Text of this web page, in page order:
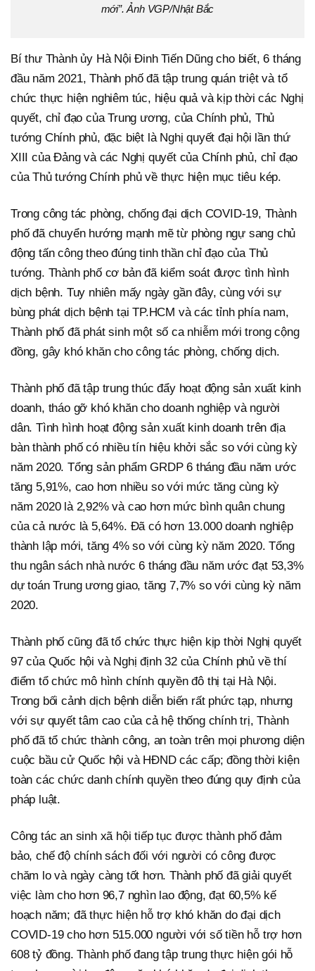
mới”. Ảnh VGP/Nhật Bắc
Bí thư Thành ủy Hà Nội Đinh Tiến Dũng cho biết, 6 tháng
đầu năm 2021, Thành phố đã tập trung quán triệt và tổ
chức thực hiện nghiêm túc, hiệu quả và kịp thời các Nghị
quyết, chỉ đạo của Trung ương, của Chính phủ, Thủ
tướng Chính phủ, đặc biệt là Nghị quyết đại hội lần thứ
XIII của Đảng và các Nghị quyết của Chính phủ, chỉ đạo
của Thủ tướng Chính phủ về thực hiện mục tiêu kép.
Trong công tác phòng, chống đại dịch COVID-19, Thành
phố đã chuyển hướng mạnh mẽ từ phòng ngự sang chủ
động tấn công theo đúng tinh thần chỉ đạo của Thủ
tướng. Thành phố cơ bản đã kiểm soát được tình hình
dịch bệnh. Tuy nhiên mấy ngày gần đây, cùng với sự
bùng phát dịch bệnh tại TP.HCM và các tỉnh phía nam,
Thành phố đã phát sinh một số ca nhiễm mới trong cộng
đồng, gây khó khăn cho công tác phòng, chống dịch.
Thành phố đã tập trung thúc đẩy hoạt động sản xuất kinh
doanh, tháo gỡ khó khăn cho doanh nghiệp và người
dân. Tình hình hoạt động sản xuất kinh doanh trên địa
bàn thành phố có nhiều tín hiệu khởi sắc so với cùng kỳ
năm 2020. Tổng sản phẩm GRDP 6 tháng đầu năm ước
tăng 5,91%, cao hơn nhiều so với mức tăng cùng kỳ
năm 2020 là 2,92% và cao hơn mức bình quân chung
của cả nước là 5,64%. Đã có hơn 13.000 doanh nghiệp
thành lập mới, tăng 4% so với cùng kỳ năm 2020. Tổng
thu ngân sách nhà nước 6 tháng đầu năm ước đạt 53,3%
dự toán Trung ương giao, tăng 7,7% so với cùng kỳ năm
2020.
Thành phố cũng đã tổ chức thực hiện kịp thời Nghị quyết
97 của Quốc hội và Nghị định 32 của Chính phủ về thí
điểm tổ chức mô hình chính quyền đô thị tại Hà Nội.
Trong bối cảnh dịch bệnh diễn biến rất phức tạp, nhưng
với sự quyết tâm cao của cả hệ thống chính trị, Thành
phố đã tổ chức thành công, an toàn trên mọi phương diện
cuộc bầu cử Quốc hội và HĐND các cấp; đồng thời kiện
toàn các chức danh chính quyền theo đúng quy định của
pháp luật.
Công tác an sinh xã hội tiếp tục được thành phố đảm
bảo, chế độ chính sách đối với người có công được
chăm lo và ngày càng tốt hơn. Thành phố đã giải quyết
việc làm cho hơn 96,7 nghìn lao động, đạt 60,5% kế
hoạch năm; đã thực hiện hỗ trợ khó khăn do đại dịch
COVID-19 cho hơn 515.000 người với số tiền hỗ trợ hơn
608 tỷ đồng. Thành phố đang tập trung thực hiện gói hỗ